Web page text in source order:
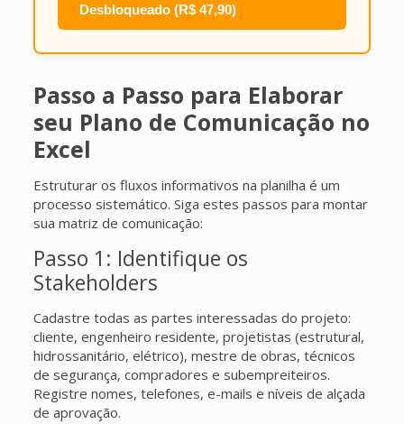
Desbloqueado (R$ 47,90)
Passo a Passo para Elaborar
seu Plano de Comunicação no
Excel
Estruturar os fluxos informativos na planilha é um
processo sistemático. Siga estes passos para montar
sua matriz de comunicação:
Passo 1: Identifique os
Stakeholders
Cadastre todas as partes interessadas do projeto:
cliente, engenheiro residente, projetistas (estrutural,
hidrossanitário, elétrico), mestre de obras, técnicos
de segurança, compradores e subempreiteiros.
Registre nomes, telefones, e-mails e níveis de alçada
de aprovação.